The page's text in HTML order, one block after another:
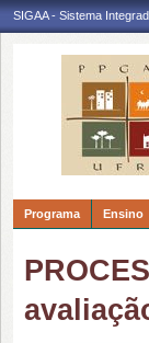
SIGAA - Sistema
Programa Ensino